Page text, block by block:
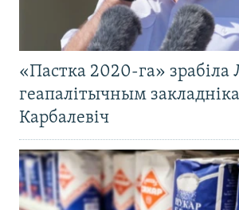
«Пастка 2020-га»
геапалітычным
Карбалевіч